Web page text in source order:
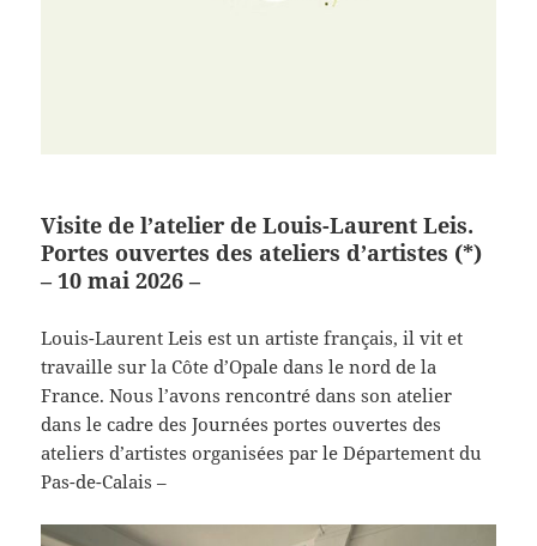
Visite de l’atelier de Louis-Laurent Leis.
Portes ouvertes des ateliers d’artistes (*)
– 10 mai 2026 –
Louis-Laurent Leis est un artiste français, il vit et
travaille sur la Côte d’Opale dans le nord de la
France. Nous l’avons rencontré dans son atelier
dans le cadre des Journées portes ouvertes des
ateliers d’artistes organisées par le Département du
Pas-de-Calais –